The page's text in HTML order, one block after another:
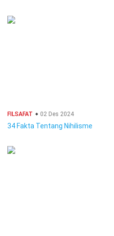
FILSAFAT 02 Des 2024
34 Fakta Tentang Nihilisme